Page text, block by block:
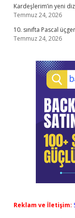
Kardeşlerim’in yeni
Temmuz 24, 2026
10. sınıfta Pascal
Temmuz 24, 2026
Reklam ve İletişim: